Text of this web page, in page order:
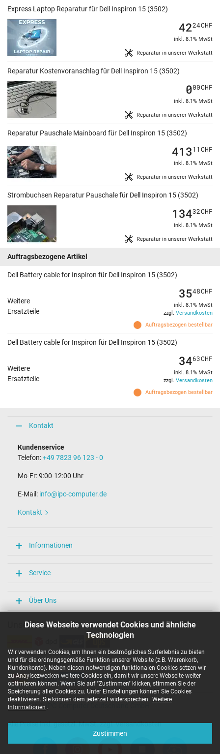
Diese Webseite verwendet Cookies und ähnliche
Technologien
Wir verwenden Cookies, um Ihnen ein bestmögliches Surferlebnis zu bieten
und für die ordnungsgemäße Funktion unserer Website (z.B. Warenkorb,
Kundenkonto). Neben diesen notwendigen funktionalen Cookies setzen wir
zu Anaylsezwecken weitere Cookies ein, damit wir unsere Webseite weiter
optimieren können. Wenn Sie auf "Zustimmen" klicken, stimmen Sie der
Speicherung aller Cookies zu. Unter Einstellungen können Sie Cookies
deaktivieren. Sie können dem jederzeit widersprechen. Weitere
Informationen .
Zustimmen
Express Laptop Reparatur für Dell Inspiron 15 (3502)
Reparatur in unserer Werkstatt
4224CHF
inkl. 8.1% MwSt
Reparatur Kostenvoranschlag für Dell Inspiron 15 (3502)
Reparatur in unserer Werkstatt
000CHF
inkl. 8.1% MwSt
Reparatur Pauschale Mainboard für Dell Inspiron 15 (3502)
Reparatur in unserer Werkstatt
41311 CHF
inkl. 8.1% MwSt
Strombuchsen Reparatur Pauschale für Dell Inspiron 15 (3502)
Reparatur in unserer Werkstatt
13432CHF
inkl. 8.1% MwSt
Auftragsbezogene Artikel
Dell Battery cable for Inspiron für Dell Inspiron 15 (3502)
Weitere
Ersatzteile
Auftragsbezogen bestellbar
3548CHF
inkl. 8.1% MwSt
zzgl. Versandkosten
Dell Battery cable for Inspiron für Dell Inspiron 15 (3502)
Weitere
Ersatzteile
Auftragsbezogen bestellbar
3463CHF
inkl. 8.1% MwSt
zzgl. Versandkosten
Kontakt
Kundenservice
Telefon:+49 7823 96 123 - 0
Mo-Fr: 9:00-12:00 Uhr
E-Mail: info@ipc-computer.de
Kontakt
Informationen
Service
Über Uns
Unsere Versandarten
Unsere Zahlarten
Copyright ©
Alle Preise inkl. gesetzl. MwSt. zzgl. Versandkosten